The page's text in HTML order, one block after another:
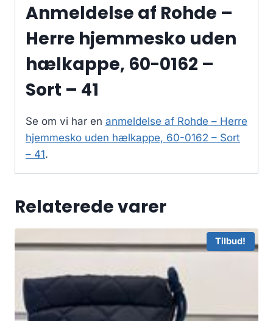
Anmeldelse af Rohde –
Herre hjemmesko uden
hælkappe, 60-0162 –
Sort – 41
Se om vi har en anmeldelse af Rohde – Herre
hjemmesko uden hælkappe, 60-0162 – Sort
– 41.
Relaterede varer
Tilbud!